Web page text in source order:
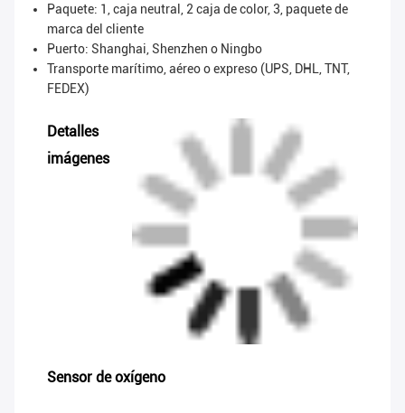
Paquete: 1, caja neutral, 2 caja de color, 3, paquete de
marca del cliente
Puerto: Shanghai, Shenzhen o Ningbo
Transporte marítimo, aéreo o expreso (UPS, DHL, TNT,
FEDEX)
Detalles
imágenes
Sensor de oxígeno